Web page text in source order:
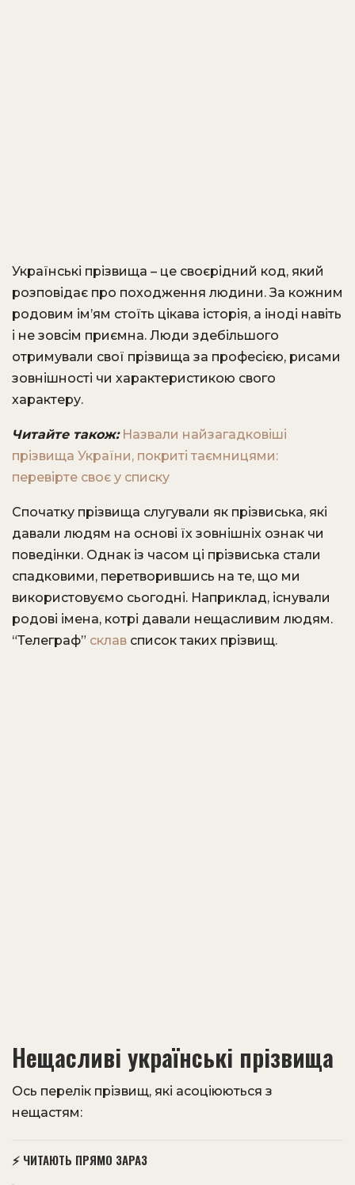
Українські прізвища – це своєрідний код, який
розповідає про походження людини. За кожним
родовим ім’ям стоїть цікава історія, а іноді навіть
і не зовсім приємна. Люди здебільшого
отримували свої прізвища за професією, рисами
зовнішності чи характеристикою свого
характеру.
Читайте також: Назвали найзагадковіші
прізвища України, покриті таємницями:
перевірте своє у списку
Спочатку прізвища слугували як прізвиська, які
давали людям на основі їх зовнішніх ознак чи
поведінки. Однак із часом ці прізвиська стали
спадковими, перетворившись на те, що ми
використовуємо сьогодні. Наприклад, існували
родові імена, котрі давали нещасливим людям.
“Телеграф” склав список таких прізвищ.
Нещасливі українські прізвища
Ось перелік прізвищ, які асоціюються з
нещастям:
⚡ ЧИТАЮТЬ ПРЯМО ЗАРАЗ